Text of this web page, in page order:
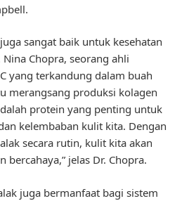
sangat baik untuk kesehatan
Chopra, seorang ahli
yang terkandung dalam buah
merangsang produksi kolagen
protein yang penting untuk
kelembaban kulit kita. Dengan
secara rutin, kulit kita akan
bercahaya,” jelas Dr. Chopra.
juga bermanfaat bagi sistem